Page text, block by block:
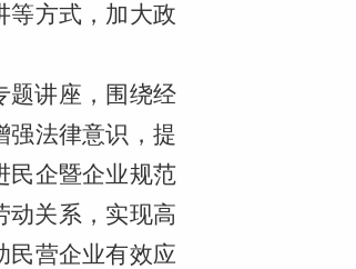
等方式，加大政
讲座，围绕经
强法律意识，提
民企暨企业规范
动关系，实现高
民营企业有效应